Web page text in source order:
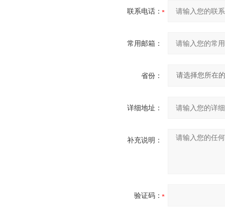
联系电话：
常用邮箱：
省份：
详细地址：
补充说明：
验证码：